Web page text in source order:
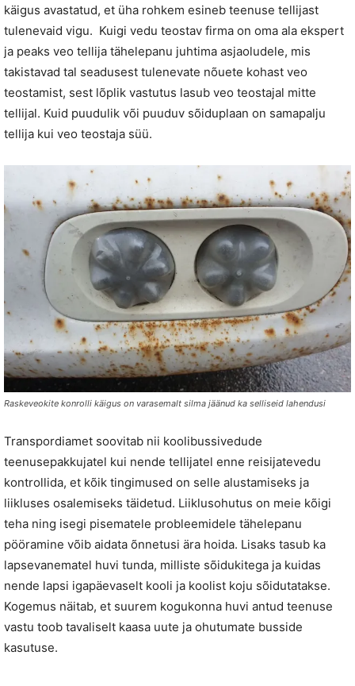
käigus avastatud, et üha rohkem esineb teenuse tellijast
tulenevaid vigu. Kuigi vedu teostav firma on oma ala ekspert
ja peaks veo tellija tähelepanu juhtima asjaoludele, mis
takistavad tal seadusest tulenevate nõuete kohast veo
teostamist, sest lõplik vastutus lasub veo teostajal mitte
tellijal. Kuid puudulik või puuduv sõiduplaan on samapalju
tellija kui veo teostaja süü.
Raskeveokite konrolli käigus on varasemalt silma jäänud ka selliseid lahendusi
Transpordiamet soovitab nii koolibussivedude
teenusepakkujatel kui nende tellijatel enne reisijatevedu
kontrollida, et kõik tingimused on selle alustamiseks ja
liikluses osalemiseks täidetud. Liiklusohutus on meie kõigi
teha ning isegi pisematele probleemidele tähelepanu
pööramine võib aidata õnnetusi ära hoida. Lisaks tasub ka
lapsevanematel huvi tunda, milliste sõidukitega ja kuidas
nende lapsi igapäevaselt kooli ja koolist koju sõidutatakse.
Kogemus näitab, et suurem kogukonna huvi antud teenuse
vastu toob tavaliselt kaasa uute ja ohutumate busside
kasutuse.